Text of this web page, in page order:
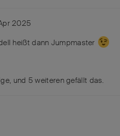
2025
heißt dann Jumpmaster
, und 5 weiterengefällt das.